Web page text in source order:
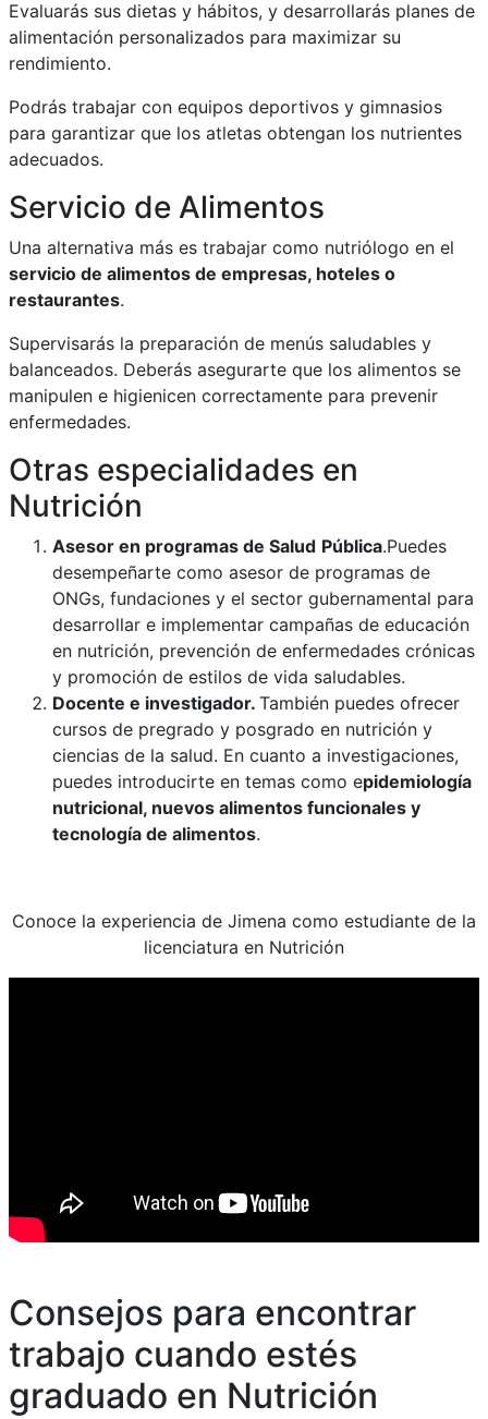
Evaluarás sus dietas y hábitos, y desarrollarás planes de
alimentación personalizados para maximizar su
rendimiento.
Podrás trabajar con equipos deportivos y gimnasios
para garantizar que los atletas obtengan los nutrientes
adecuados.
Servicio de Alimentos
Una alternativa más es trabajar como nutriólogo en el
servicio de alimentos de empresas, hoteles o
restaurantes.
Supervisarás la preparación de menús saludables y
balanceados. Deberás asegurarte que los alimentos se
manipulen e higienicen correctamente para prevenir
enfermedades.
Otras especialidades en
Nutrición
Asesor en programas de Salud Pública.Puedes
desempeñarte como asesor de programas de
ONGs, fundaciones y el sector gubernamental para
desarrollar e implementar campañas de educación
en nutrición, prevención de enfermedades crónicas
y promoción de estilos de vida saludables.
Docente e investigador. También puedes ofrecer
cursos de pregrado y posgrado en nutrición y
ciencias de la salud. En cuanto a investigaciones,
puedes introducirte en temas como epidemiología
nutricional, nuevos alimentos funcionales y
tecnología de alimentos.
Conoce la experiencia de Jimena como estudiante de la
licenciatura en Nutrición
Consejos para encontrar
trabajo cuando estés
graduado en Nutrición